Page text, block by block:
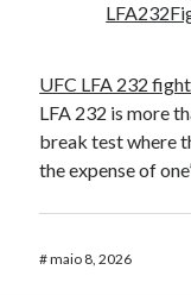
UFC LFA 232
LFA 232 is more
break test where
the expense of
#maio 8, 2026